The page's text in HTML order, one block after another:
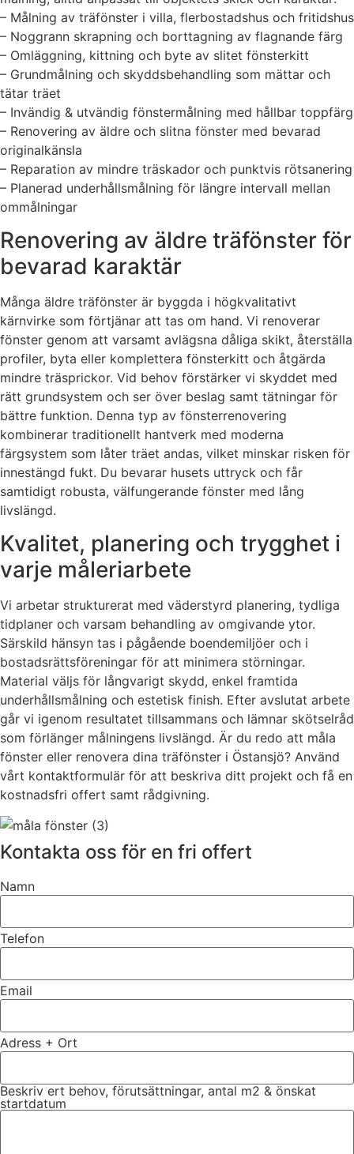
– Målning av träfönster i villa, flerbostadshus och fritidshus
– Noggrann skrapning och borttagning av flagnande färg
– Omläggning, kittning och byte av slitet fönsterkitt
– Grundmålning och skyddsbehandling som mättar och
tätar träet
– Invändig & utvändig fönstermålning med hållbar toppfärg
– Renovering av äldre och slitna fönster med bevarad
originalkänsla
– Reparation av mindre träskador och punktvis rötsanering
– Planerad underhållsmålning för längre intervall mellan
ommålningar
Renovering av äldre träfönster för
bevarad karaktär
Många äldre träfönster är byggda i högkvalitativt
kärnvirke som förtjänar att tas om hand. Vi renoverar
fönster genom att varsamt avlägsna dåliga skikt, återställa
profiler, byta eller komplettera fönsterkitt och åtgärda
mindre träsprickor. Vid behov förstärker vi skyddet med
rätt grundsystem och ser över beslag samt tätningar för
bättre funktion. Denna typ av fönsterrenovering
kombinerar traditionellt hantverk med moderna
färgsystem som låter träet andas, vilket minskar risken för
innestängd fukt. Du bevarar husets uttryck och får
samtidigt robusta, välfungerande fönster med lång
livslängd.
Kvalitet, planering och trygghet i
varje måleriarbete
Vi arbetar strukturerat med väderstyrd planering, tydliga
tidplaner och varsam behandling av omgivande ytor.
Särskild hänsyn tas i pågående boendemiljöer och i
bostadsrättsföreningar för att minimera störningar.
Material väljs för långvarigt skydd, enkel framtida
underhållsmålning och estetisk finish. Efter avslutat arbete
går vi igenom resultatet tillsammans och lämnar skötselråd
som förlänger målningens livslängd. Är du redo att måla
fönster eller renovera dina träfönster i Östansjö? Använd
vårt kontaktformulär för att beskriva ditt projekt och få en
kostnadsfri offert samt rådgivning.
Kontakta oss för en fri offert
Namn
Telefon
Email
Adress + Ort
Beskriv ert behov, förutsättningar, antal m2 & önskat
startdatum